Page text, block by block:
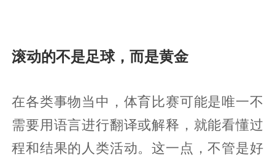
滚动的不是足球，而是黄金
在各类事物当中，体育比赛可能是唯一不
需要用语言进行翻译或解释，就能看懂过
程和结果的人类活动。这一点，不管是好